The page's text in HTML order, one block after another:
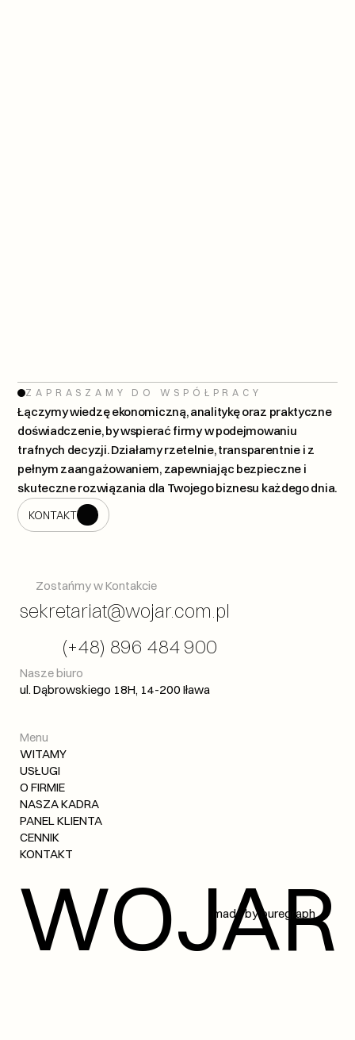
ZAPRASZAMY DO WSPÓŁPRACY
Łączymy wiedzę ekonomiczną, analitykę oraz praktyczne
doświadczenie, by wspierać firmy w podejmowaniu
trafnych decyzji. Działamy rzetelnie, transparentnie i z
pełnym zaangażowaniem, zapewniając bezpieczne i
skuteczne rozwiązania dla Twojego biznesu każdego dnia.
KONTAKT
KONTAKT
Zostańmy w Kontakcie
sekretariat@wojar.com.pl
(+48) 896 484 900
made by puregraph
Nasze biuro
ul. Dąbrowskiego 18H, 14-200 Iława
Menu
WITAMY
USŁUGI
O FIRMIE
NASZA KADRA
PANEL KLIENTA
CENNIK
KONTAKT
WOJAR